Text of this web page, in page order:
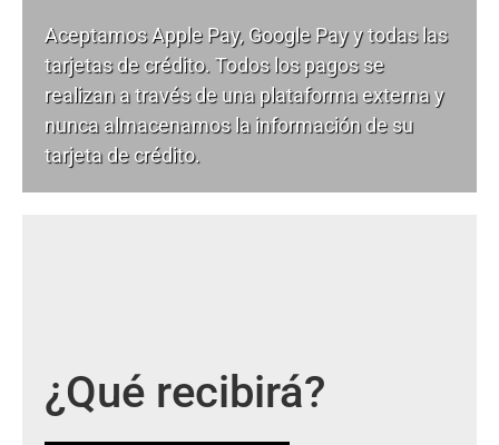
Aceptamos Apple Pay, Google Pay y todas las
tarjetas de crédito. Todos los pagos se
realizan a través de una plataforma externa y
nunca almacenamos la información de su
tarjeta de crédito.
¿Qué recibirá?